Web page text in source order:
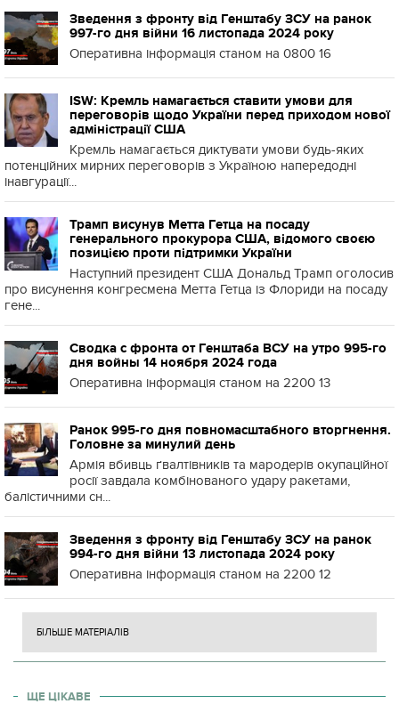
Зведення з фронту від Генштабу ЗСУ на ранок
997-го дня війни 16 листопада 2024 року
Оперативна інформація станом на 0800 16
ISW: Кремль намагається ставити умови для
переговорів щодо України перед приходом нової
адміністрації США
Кремль намагається диктувати умови будь-яких
потенційних мирних переговорів з Україною напередодні
інавгурації...
Трамп висунув Метта Гетца на посаду
генерального прокурора США, відомого своєю
позицією проти підтримки України
Наступний президент США Дональд Трамп оголосив
про висунення конгресмена Метта Гетца із Флориди на посаду
гене...
Сводка с фронта от Генштаба ВСУ на утро 995-го
дня войны 14 ноября 2024 года
Оперативна інформація станом на 2200 13
Ранок 995-го дня повномасштабного вторгнення.
Головне за минулий день
Армія вбивць ґвалтівників та мародерів окупаційної
росії завдала комбінованого удару ракетами,
балістичними сн...
Зведення з фронту від Генштабу ЗСУ на ранок
994-го дня війни 13 листопада 2024 року
Оперативна інформація станом на 2200 12
БІЛЬШЕ МАТЕРІАЛІВ
ЩЕ ЦІКАВЕ